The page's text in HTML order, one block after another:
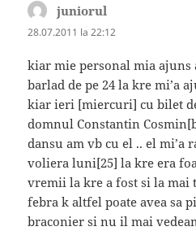
juniorul
28.07.2011 la 22:12
kiar mie personal mia ajuns
barlad de pe 24 la kre mi’a
kiar ieri [miercuri] cu bilet
domnul Constantin
dansu am vb cu el .. el mi’a
voliera luni[25] la kre era
vremii la kre a fost si la mai
febra k altfel poate avea sa
braconier si nu il mai